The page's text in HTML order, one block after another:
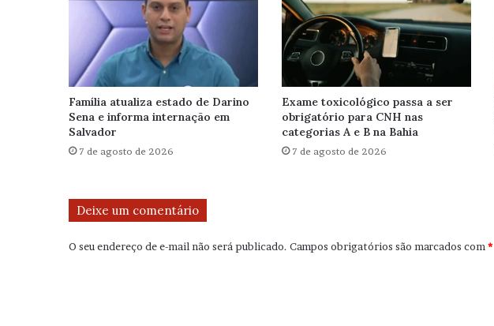
Família atualiza estado de Darino
Sena e informa internação em
Salvador
7 de agosto de 2026
Exame toxicológico passa a ser
obrigatório para CNH nas
categorias A e B na Bahia
7 de agosto de 2026
Deixe um comentário
O seu endereço de e-mail não será publicado. Campos obrigatórios são marcados com *